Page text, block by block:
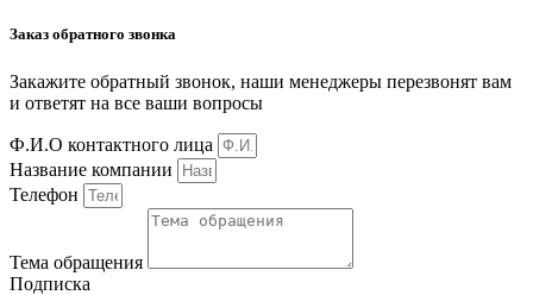
Заказ обратного звонка
Закажите обратный звонок, наши менеджеры перезвонят вам
и ответят на все ваши вопросы
Ф.И.О контактного лица
Название компании
Телефон
Тема обращения
Подписка